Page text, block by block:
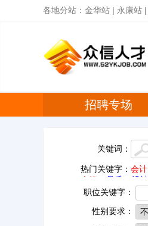
各地分站： 金华站 | 永康站 |
招聘专场
关键词：
热门关键字： 会计
仓管
品质 设计
机
采购 营业员
职位关键字：
性别要求：